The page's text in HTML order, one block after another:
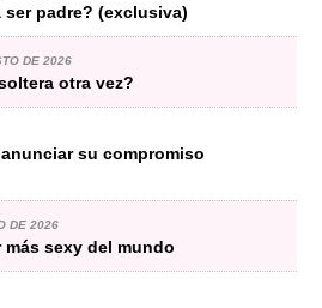
padre? (exclusiva)
DE 2026
otra vez?
su compromiso
DE 2026
sexy del mundo